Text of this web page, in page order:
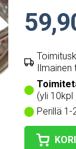
Ilmainen
(yli
Perillä